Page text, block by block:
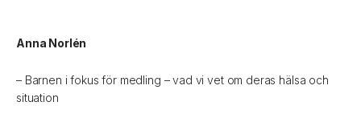
Anna Norlén
– Barnen i fokus för medling – vad vi vet om deras hälsa och
situation